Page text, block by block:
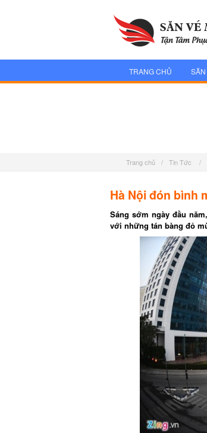
TRANG CHỦ
Trang chủ / Tin Tức /
Hà Nội đón bình
Sáng sớm ngày đầu
với những tán bàng đỏ